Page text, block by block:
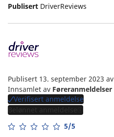
Publisert DriverReviews
Publisert 13. september 2023 av
Innsamlet av Føreranmeldelser
Verifisert anmeldelse
Belønnet anmeldelse
5/5